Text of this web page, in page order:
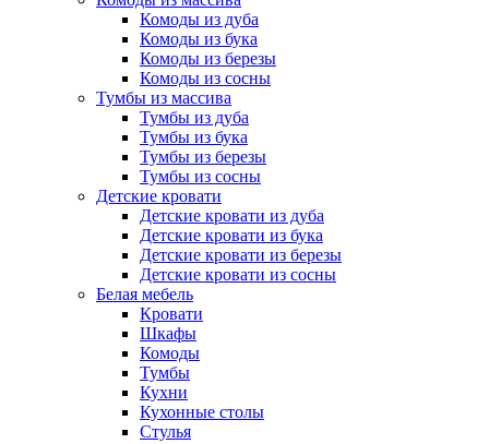
Комоды из дуба
Комоды из бука
Комоды из березы
Комоды из сосны
Тумбы из массива
Тумбы из дуба
Тумбы из бука
Тумбы из березы
Тумбы из сосны
Детские кровати
Детские кровати из дуба
Детские кровати из бука
Детские кровати из березы
Детские кровати из сосны
Белая мебель
Кровати
Шкафы
Комоды
Тумбы
Кухни
Кухонные столы
Стулья